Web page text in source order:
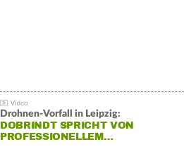
Drohnen-Vorfall in Leipzig:
DOBRINDT SPRICHT VON
PROFESSIONELLEM…